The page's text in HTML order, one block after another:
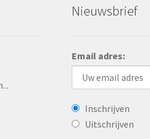
Nieuwsbrief
Email adres:
Inschrijven
Uitschrijven